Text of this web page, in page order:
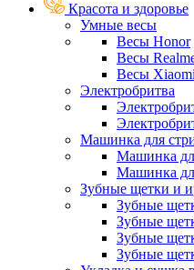
Красота и здоровье
Умные весы
Весы Honor
Весы
Весы Xiaomi
Электробритва
Машинка для
Машинка
Машинка
Зубные щетки и
Зубные
Зубные
Зубные
Зубные